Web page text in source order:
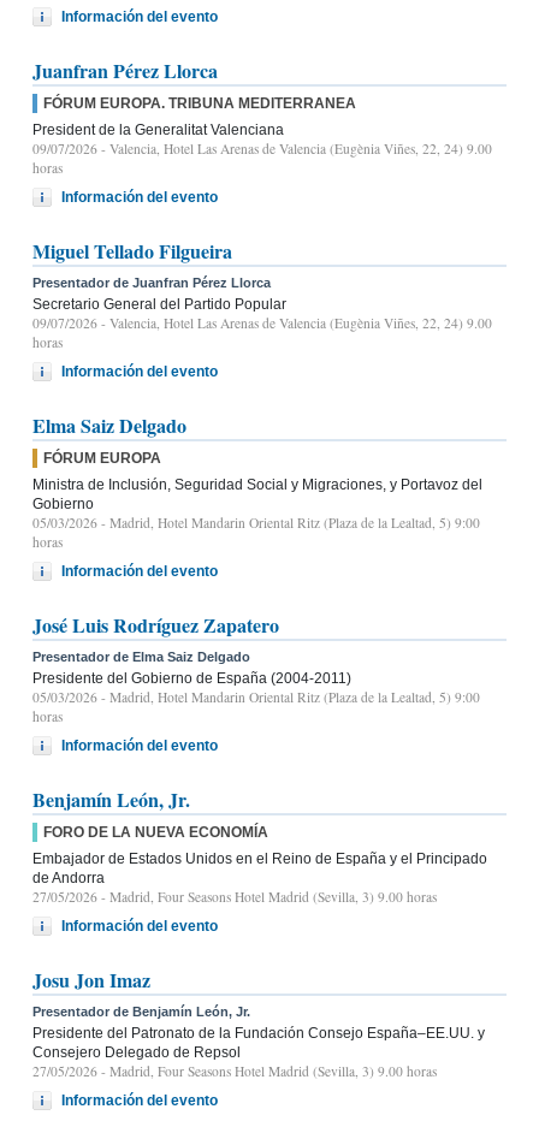
Información del evento
Juanfran Pérez Llorca
FÓRUM EUROPA. TRIBUNA MEDITERRANEA
President de la Generalitat Valenciana
09/07/2026 - Valencia, Hotel Las Arenas de Valencia (Eugènia Viñes, 22, 24) 9.00
horas
Información del evento
Miguel Tellado Filgueira
Presentador de Juanfran Pérez Llorca
Secretario General del Partido Popular
09/07/2026 - Valencia, Hotel Las Arenas de Valencia (Eugènia Viñes, 22, 24) 9.00
horas
Información del evento
Elma Saiz Delgado
FÓRUM EUROPA
Ministra de Inclusión, Seguridad Social y Migraciones, y Portavoz del
Gobierno
05/03/2026 - Madrid, Hotel Mandarin Oriental Ritz (Plaza de la Lealtad, 5) 9:00
horas
Información del evento
José Luis Rodríguez Zapatero
Presentador de Elma Saiz Delgado
Presidente del Gobierno de España (2004-2011)
05/03/2026 - Madrid, Hotel Mandarin Oriental Ritz (Plaza de la Lealtad, 5) 9:00
horas
Información del evento
Benjamín León, Jr.
FORO DE LA NUEVA ECONOMÍA
Embajador de Estados Unidos en el Reino de España y el Principado
de Andorra
27/05/2026 - Madrid, Four Seasons Hotel Madrid (Sevilla, 3) 9.00 horas
Información del evento
Josu Jon Imaz
Presentador de Benjamín León, Jr.
Presidente del Patronato de la Fundación Consejo España–EE.UU. y
Consejero Delegado de Repsol
27/05/2026 - Madrid, Four Seasons Hotel Madrid (Sevilla, 3) 9.00 horas
Información del evento